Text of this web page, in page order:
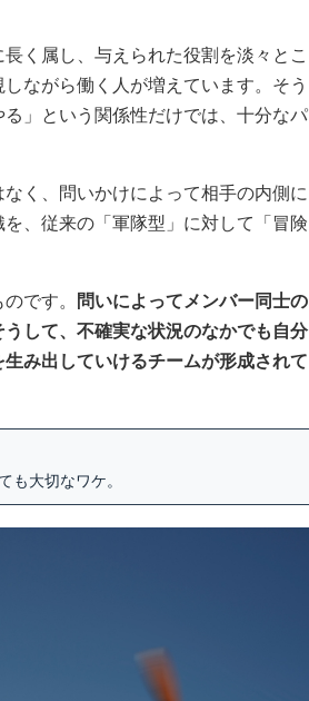
く属し、与えられた役割を淡々とこ
ながら働く人が増えています。そう
」という関係性だけでは、十分なパ
く、問いかけによって相手の内側に
、従来の「軍隊型」に対して「冒険
です。 問いによってメンバー同士の
して、不確実な状況のなかでも自分
み出していけるチームが形成されて
も大切なワケ。